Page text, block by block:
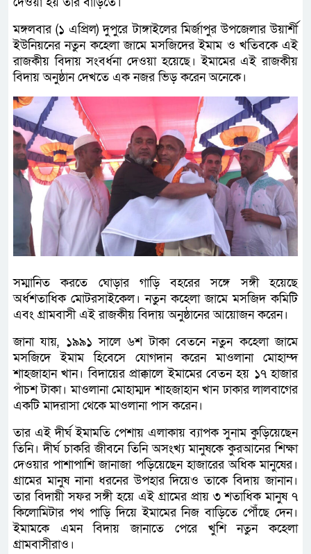
মঙ্গলবার (১ এপ্রিল) দুপুরে টাঙ্গাইলের মির্জাপুর উপজেলার উয়ার্শী
ইউনিয়নের নতুন কহেলা জামে মসজিদের ইমাম ও খতিবকে এই
রাজকীয় বিদায় সংবর্ধনা দেওয়া হয়েছে। ইমামের এই রাজকীয়
বিদায় অনুষ্ঠান দেখতে এক নজর ভিড় করেন অনেকে।
সম্মানিত করতে ঘোড়ার গাড়ি বহরের সঙ্গে সঙ্গী হয়েছে
অর্ধশতাধিক মোটরসাইকেল। নতুন কহেলা জামে মসজিদ কমিটি
এবং গ্রামবাসী এই রাজকীয় বিদায় অনুষ্ঠানের আয়োজন করেন।
জানা যায়, ১৯৯১ সালে ৬শ টাকা বেতনে নতুন কহেলা জামে
মসজিদে ইমাম হিবেসে যোগদান করেন মাওলানা মোহাম্দ
শাহজাহান খান। বিদায়ের প্রাক্কালে ইমামের বেতন হয় ১৭ হাজার
পাঁচশ টাকা। মাওলানা মোহাম্মদ শাহজাহান খান ঢাকার লালবাগের
একটি মাদরাসা থেকে মাওলানা পাস করেন।
তার এই দীর্ঘ ইমামতি পেশায় এলাকায় ব্যাপক সুনাম কুড়িয়েছেন
তিনি। দীর্ঘ চাকরি জীবনে তিনি অসংখ্য মানুষকে কুরআনের শিক্ষা
দেওয়ার পাশাপাশি জানাজা পড়িয়েছেন হাজারের অধিক মানুষের।
গ্রামের মানুষ নানা ধরনের উপহার দিয়েও তাকে বিদায় জানান।
তার বিদায়ী সফর সঙ্গী হয়ে এই গ্রামের প্রায় ৩ শতাধিক মানুষ ৭
কিলোমিটার পথ পাড়ি দিয়ে ইমামের নিজ বাড়িতে পৌঁছে দেন।
ইমামকে এমন বিদায় জানাতে পেরে খুশি নতুন কহেলা
গ্রামবাসীরাও।